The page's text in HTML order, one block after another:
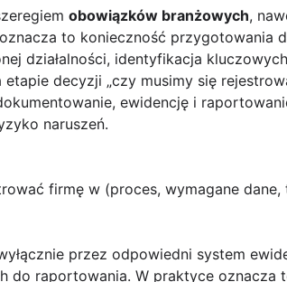
obowiązków branżowych,
to konieczność przygotowania
działalności, identyfikacja
etapie decyzji „czy musimy się
ewidencję i
naruszeń.
firmę w (proces, wymagane dane,
przez odpowiedni system
do raportowania. W praktyce oznacza